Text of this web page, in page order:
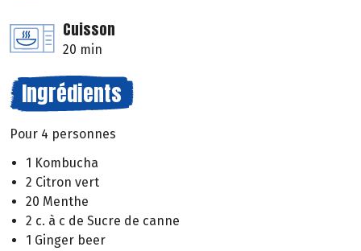
Cuisson
20 min
Ingrédients
Pour 4 personnes
1 Kombucha
2 Citron vert
20 Menthe
2 c. à c de Sucre de canne
1 Ginger beer